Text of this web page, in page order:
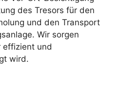
des Tresors für den
und den Transport
Wir sorgen
effizient und
wird.